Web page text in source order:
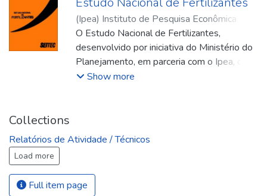
(Ipea) Instituto de Pesquisa Econômica
Aplicada; Instituto de Pesquisa Econômica
Aplicada;Banco Nacional do
Desenvolvimento Econômico;Associação
Nacional para Difusão de Adubos (Brasil)
O Estudo Nacional de Fertilizantes,
desenvolvido por iniciativa do Ministério do
Planejamento, em parceria com o Ipea, o
BNDE e a ANDA, teve como objetivo
política nacional voltada ao
desenvolvimento técnico e industrial desse
realizou-se uma ampla consulta direta a
2.912 agricultores, investigando
Show more
Collections
Relatórios de Atividade / Técnicos
Load more
Full item page